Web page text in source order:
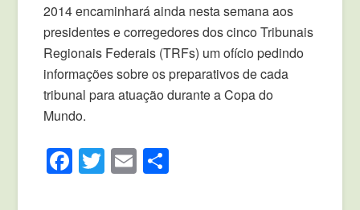
2014 encaminhará ainda nesta semana aos
presidentes e corregedores dos cinco Tribunais
Regionais Federais (TRFs) um ofício pedindo
informações sobre os preparativos de cada
tribunal para atuação durante a Copa do
Mundo.
Facebook
Twitter
Email